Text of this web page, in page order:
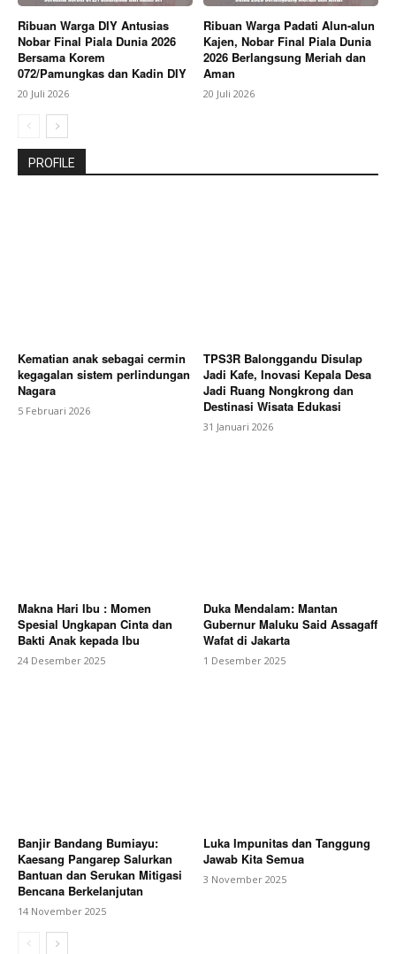
Ribuan Warga DIY Antusias
Nobar Final Piala Dunia 2026
Bersama Korem
072/Pamungkas dan Kadin DIY
20 Juli 2026
Ribuan Warga Padati Alun-alun
Kajen, Nobar Final Piala Dunia
2026 Berlangsung Meriah dan
Aman
20 Juli 2026
PROFILE
Kematian anak sebagai cermin
kegagalan sistem perlindungan
Nagara
5 Februari 2026
TPS3R Balonggandu Disulap
Jadi Kafe, Inovasi Kepala Desa
Jadi Ruang Nongkrong dan
Destinasi Wisata Edukasi
31 Januari 2026
Makna Hari Ibu : Momen
Spesial Ungkapan Cinta dan
Bakti Anak kepada Ibu
24 Desember 2025
Duka Mendalam: Mantan
Gubernur Maluku Said Assagaff
Wafat di Jakarta
1 Desember 2025
Banjir Bandang Bumiayu:
Kaesang Pangarep Salurkan
Bantuan dan Serukan Mitigasi
Bencana Berkelanjutan
14 November 2025
Luka Impunitas dan Tanggung
Jawab Kita Semua
3 November 2025